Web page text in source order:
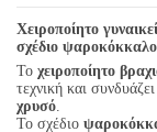
Χειροποίητο
σχέδιο
Το χειροποίητο
τεχνική και
χρυσό.
Το σχέδιο